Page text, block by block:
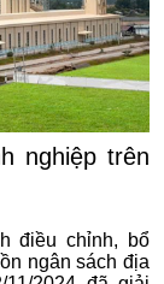
nghiệp trên
điều chỉnh, bổ
ngân sách địa